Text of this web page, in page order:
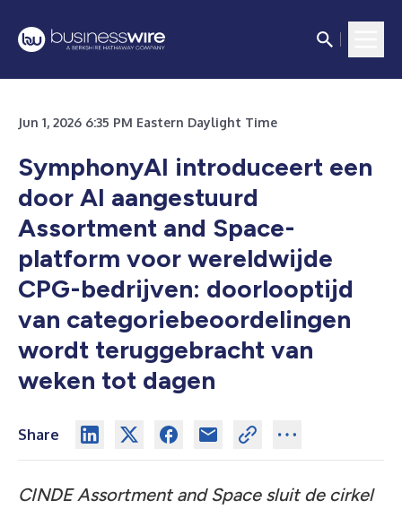
Jun 1, 2026 6:35 PM Eastern Daylight Time
SymphonyAI introduceert een
door AI aangestuurd
Assortment and Space-
platform voor wereldwijde
CPG-bedrijven: doorlooptijd
van categoriebeoordelingen
wordt teruggebracht van
weken tot dagen
Share
CINDE Assortment and Space sluit de cirkel